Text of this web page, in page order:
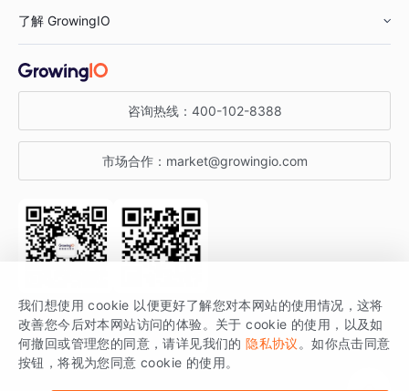
汽车行业
金融行业
智能运营
获客分析
增长公开课
增长博客
开发者文档
SDK 文档
场景指南
了解 GrowingIO
关于 GrowingIO
增长大会
行业活动
咨询热线： 400-102-8388
市场合作： market@growingio.com
关注公众号 获取更多干货
GrowingIO 是专注于数据智能分析与增长的品牌，核心平台为 GrowingIO
分析云。
我们想使用 cookie 以便更好了解您对本网站的使用情况，这将
改善您今后对本网站访问的体验。关于 cookie 的使用，以及如
何撤回或管理您的同意，请详见我们的 隐私协议 。如你点击同意
按钮，将视为您同意 cookie 的使用。